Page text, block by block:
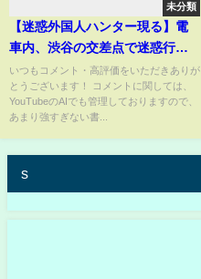
未分類
【迷惑外国人ハンター現る】電
車内、渋谷の交差点で迷惑行為
を繰り返していたSigma Boyが
捕獲された！Sigma Boyは一連
の騒動に対して謝罪した！躾の
いつもコメント・高評価をいただきありが
とうございます！ コメントに関しては、
YouTubeのAIでも管理しておりますので、
あまり強すぎない書...
s